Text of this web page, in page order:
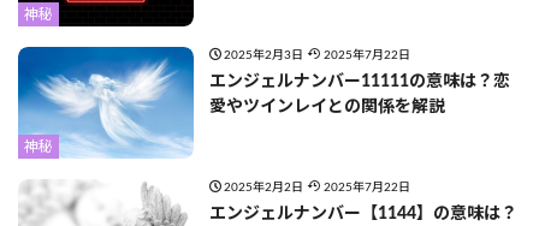
神秘
神秘
2025年2月3日 2025年7月22日
エンジェルナンバー11111の意味は？恋
愛やツインレイとの関係を解説
2025年2月2日 2025年7月22日
エンジェルナンバー【1144】の意味は？